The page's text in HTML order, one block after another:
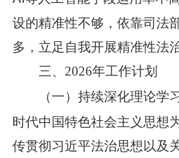
设的精准性不够，依靠司法
多，立足自我开展精准性法
三、2026年工作计划
（一）持续深化理论学习
时代中国特色社会主义思想
传贯彻习近平法治思想以及